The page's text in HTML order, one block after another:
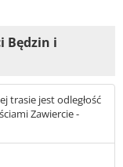
Będzin i
trasie jest odległość
Zawiercie -